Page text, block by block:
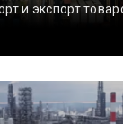
и экспорт